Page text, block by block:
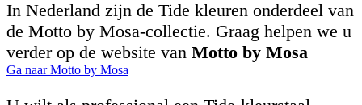
In Nederland zijn de Tide kleuren onderdeel van
de Motto by Mosa-collectie. Graag helpen we u
verder op de website van Motto by Mosa
Ga naar Motto by Mosa